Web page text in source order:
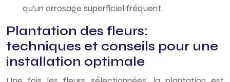
qu’un arrosage superficiel fréquent.
Plantation des fleurs:
techniques et conseils pour une
installation optimale